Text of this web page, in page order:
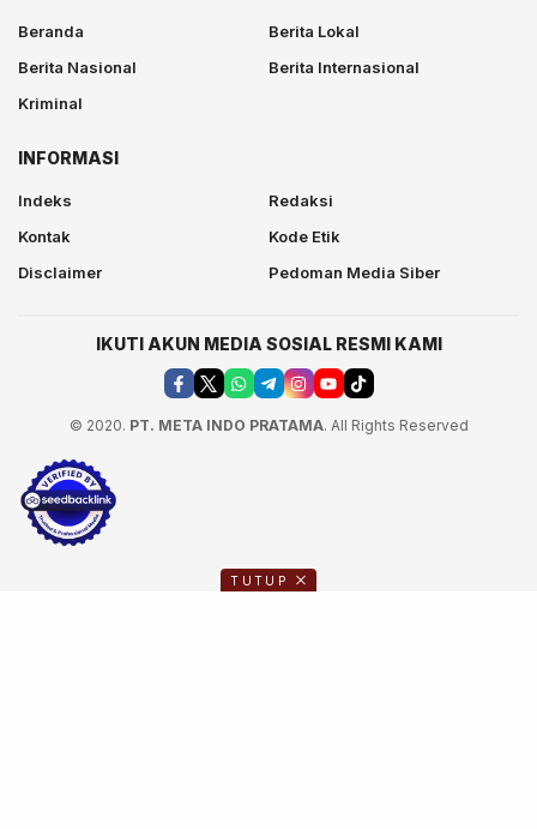
Beranda
Berita Lokal
Berita Nasional
Berita Internasional
Kriminal
INFORMASI
Indeks
Redaksi
Kontak
Kode Etik
Disclaimer
Pedoman Media Siber
IKUTI AKUN MEDIA SOSIAL RESMI KAMI
© 2020. PT. META INDO PRATAMA. All Rights Reserved
TUTUP